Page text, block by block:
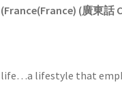
(France) (廣東話
lifestyle that